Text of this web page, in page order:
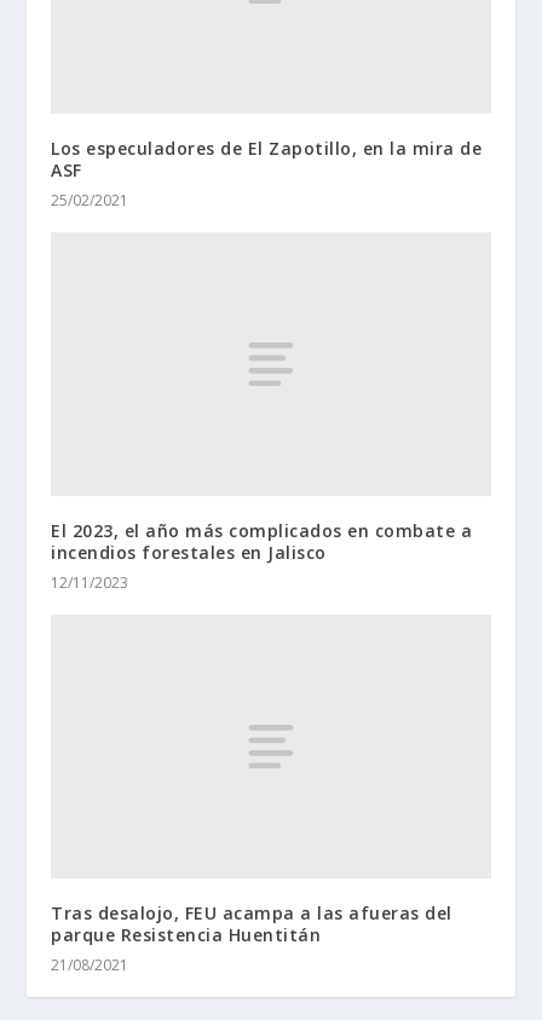
Los especuladores de El Zapotillo, en la mira de
ASF
25/02/2021
El 2023, el año más complicados en combate a
incendios forestales en Jalisco
12/11/2023
Tras desalojo, FEU acampa a las afueras del
parque Resistencia Huentitán
21/08/2021